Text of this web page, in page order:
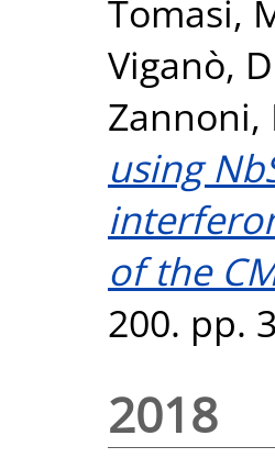
Tomasi,
Viganò,
Zannoni,
using
of the
200. pp.
2018